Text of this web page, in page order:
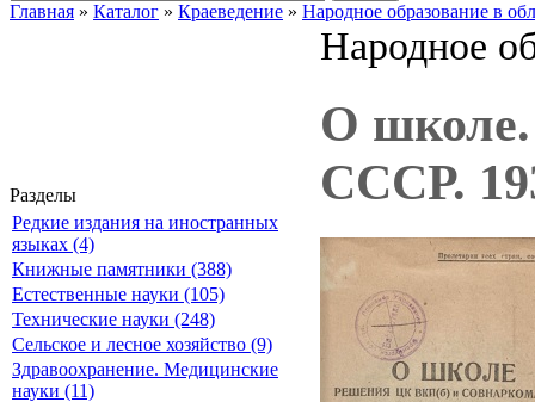
Главная » Каталог » Краеведение » Народное образование в
Разделы
Редкие издания на иностранных
языках (4)
Книжные памятники (388)
Естественные науки (105)
Технические науки (248)
Сельское и лесное хозяйство (9)
Здравоохранение. Медицинские
науки (11)
Народное
О
СССР.